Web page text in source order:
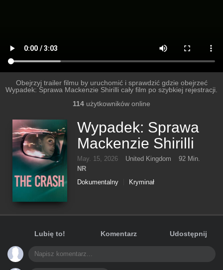
Obejrzyj trailer filmu by uruchomić i sprawdzić gdzie obejrzeć
Wypadek: Sprawa Mackenzie Shirilli cały film po szybkiej rejestracji.
114 użytkowników online
Wypadek: Sprawa
Mackenzie Shirilli
May. 15, 2026 United Kingdom
92 Min.
NR
Dokumentalny
Kryminał
Lubię to! Komentarz Udostępnij